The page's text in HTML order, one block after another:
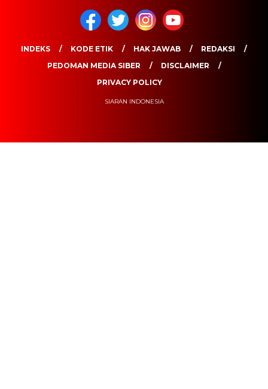
INDEKS KODE ETIK HAK JAWAB
REDAKSI
PEDOMAN MEDIA SIBER
DISCLAIMER
PRIVACY POLICY
SIARAN INDONESIA